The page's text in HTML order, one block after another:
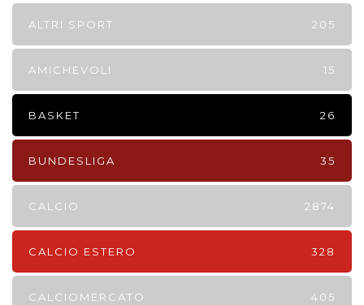
ALTRI SPORT 205
AMICHEVOLI 15
BASKET 26
BUNDESLIGA 35
CALCIO 2874
CALCIO ESTERO 328
CALCIOMERCATO 405